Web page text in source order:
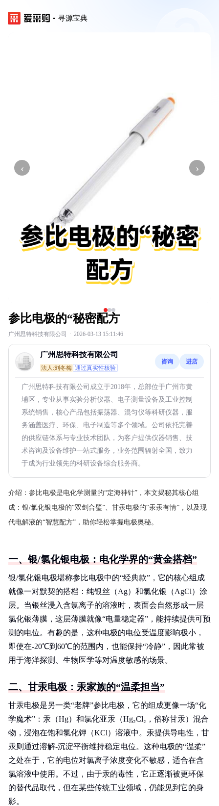
寻源宝典
‹ ›
参比电极的“秘密配方
广州思特科技有限公司 · 2026-03-13 15:11:46
广州思特科技有限公司
法人:刘冬梅 通过真实性核验
咨询 进店
广州思特科技有限公司成立于2018年，总部位于广州市黄
埔区，专业从事实验分析仪器、电子测量设备及工业控制
系统销售，核心产品包括振荡器、混匀仪等科研仪器，服
务涵盖医疗、环保、电子制造等多个领域。公司依托完善
的供应链体系与专业技术团队，为客户提供仪器销售、技
术咨询及设备维护一站式服务，业务范围辐射全国，致力
于成为行业领先的科研设备综合服务商。
介绍： 参比电极是电化学测量的“定海神针”，本文揭秘其核心组
成：银/氯化银电极的“双剑合璧”、甘汞电极的“汞汞有情”，以及现
代电解液的“智慧配方”，助你轻松掌握电极奥秘。
一、银/氯化银电极：电化学界的“黄金搭档”
银/氯化银电极堪称参比电极中的“经典款”，它的核心组成
就像一对默契的搭档：纯银丝（Ag）和氯化银（AgCl）涂
层。当银丝浸入含氯离子的溶液时，表面会自然形成一层
氯化银薄膜，这层薄膜就像“电量稳定器”，能持续提供可预
测的电位。有趣的是，这种电极的电位受温度影响极小，
即使在-20℃到60℃的范围内，也能保持“冷静”，因此常被
用于海洋探测、生物医学等对温度敏感的场景。
二、甘汞电极：汞家族的“温柔担当”
甘汞电极是另一类“老牌”参比电极，它的组成更像一场“化
学魔术”：汞（Hg）和氯化亚汞（Hg₂Cl₂，俗称甘汞）混合
物，浸泡在饱和氯化钾（KCl）溶液中。汞提供导电性，甘
汞则通过溶解-沉淀平衡维持稳定电位。这种电极的“温柔”
之处在于，它的电位对氯离子浓度变化不敏感，适合在含
氯溶液中使用。不过，由于汞的毒性，它正逐渐被更环保
的替代品取代，但在某些传统工业领域，仍能见到它的身
影。